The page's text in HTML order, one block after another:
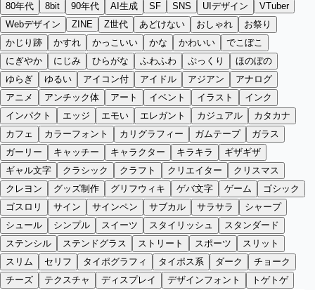
80年代 8bit 90年代 AI生成 SF SNS UIデザイン
VTuber
Webデザイン
ZINE Z世代 あどけない おしゃれ
お祭り
かじり跡
かすれ かっこいい かな かわいい
でこぼこ
にぎやか
にじみ ひらがな ふわふわ ぷっくり
ほのぼの
ゆらぎ
ゆるい アイコン付 アイドル アジアン
アナログ
アニメ
アンチック体 アート イベント イラスト
インク
インパクト
エッジ エモい エレガント カジュアル
カタカナ
カフェ
カラーフォント カリグラフィー ガムテープ
ガラス
ガーリー
キャッチー キャラクター キラキラ
ギザギザ
ギャル文字
クラシック クラフト クリエイター
クリスマス
クレヨン
グッズ制作 グリフウィキ ゲバ文字 ゲーム
ゴシック
ゴスロリ
サイン サインペン サブカル サラサラ
シャープ
シュール
シンプル スイーツ スタイリッシュ
スタンダード
ステンシル
ステンドグラス ストリート スポーツ
スリット
スリム
セリフ タイポグラフィ タイポス系 ダーク
チョーク
チーズ
テクスチャ ディスプレイ デザインフォント
トゲトゲ